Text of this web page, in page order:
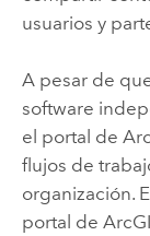
usuarios y
A pesar de
software
el portal de
flujos de
organización.
portal de